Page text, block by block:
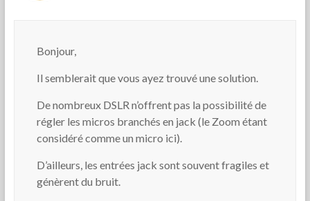
Bonjour,
Il semblerait que vous ayez trouvé une solution.
De nombreux DSLR n’offrent pas la possibilité de
régler les micros branchés en jack (le Zoom étant
considéré comme un micro ici).
D’ailleurs, les entrées jack sont souvent fragiles et
génèrent du bruit.